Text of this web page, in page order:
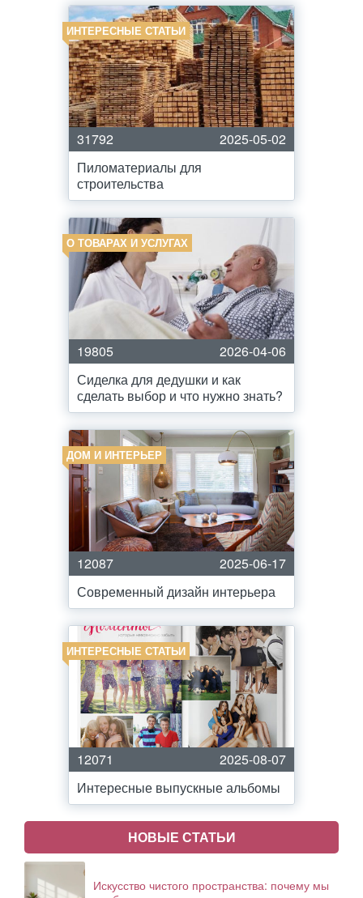
ИНТЕРЕСНЫЕ СТАТЬИ
31792
2025-05-02
Пиломатериалы для
строительства
О ТОВАРАХ И УСЛУГАХ
19805
2026-04-06
Сиделка для дедушки и как
сделать выбор и что нужно знать?
ДОМ И ИНТЕРЬЕР
12087
2025-06-17
Современный дизайн интерьера
ИНТЕРЕСНЫЕ СТАТЬИ
12071
2025-08-07
Интересные выпускные альбомы
НОВЫЕ СТАТЬИ
Искусство чистого пространства: почему мы